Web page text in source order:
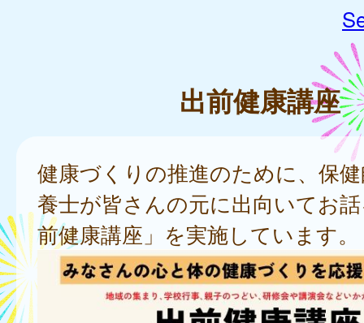
出前健康講座
健康づくりの推進のために、保
養士が皆さんの元に出向いてお
前健康講座」を実施しています。